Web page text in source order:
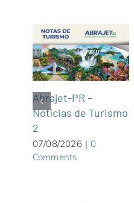
Abrajet-PR –
Notícias de Turismo
2
07/08/2026 | 0
Comments